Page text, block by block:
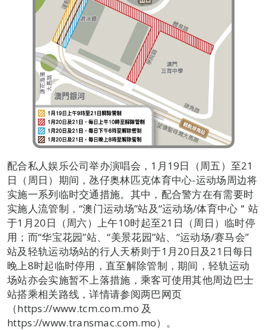
配合私人娱乐公司举办演唱会，1月19日（周五）至21
日（周日）期间，氹仔奥林匹克体育中心-运动场周边将
实施一系列临时交通措施。其中，配合警方在有需要时
实施人流管制，“澳门运动场”站及“运动场/体育中心＂站
于1月20日（周六）上午10时起至21日（周日）临时停
用；而“华宝花园”站、“美景花园”站、“运动场/赛马会”
站及轻轨运动场站的行人天桥则于1月20日及21日每日
晚上8时起临时停用，直至解除管制，期间，轻轨运动
场站亦会实施暂不上落措施，乘客可使用其他周边巴士
站搭乘相关路线，详情请参阅两巴网页
（https://www.tcm.com.mo 及
https://www.transmac.com.mo）。